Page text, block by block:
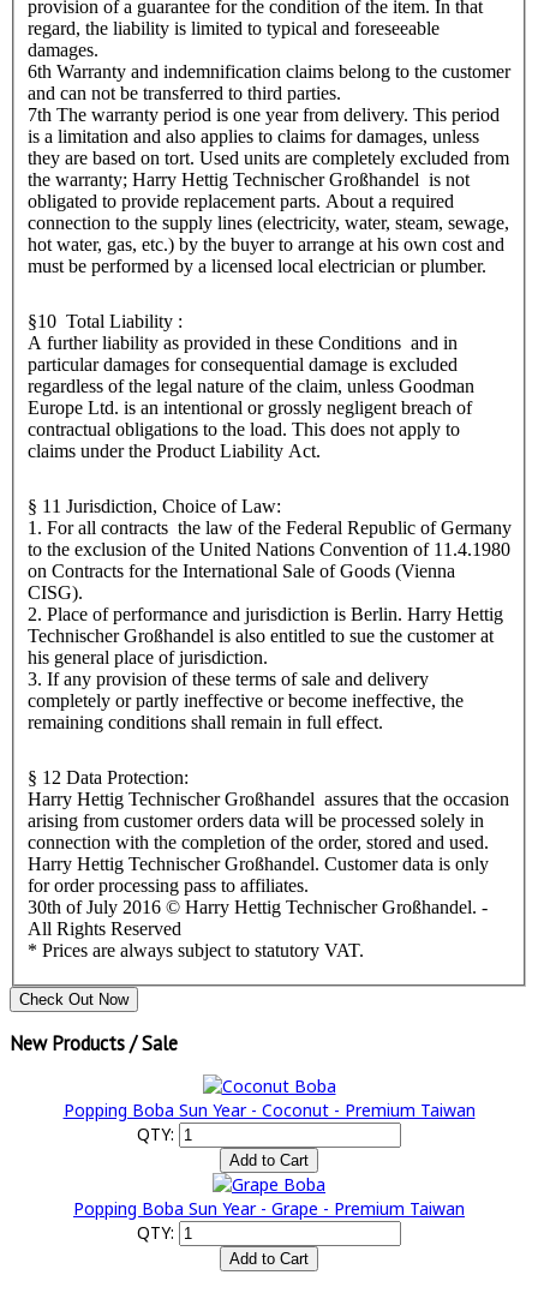
provision of a guarantee for the condition of the item. In that
regard, the liability is limited to typical and foreseeable
damages.
6th Warranty and indemnification claims belong to the customer
and can not be transferred to third parties.
7th The warranty period is one year from delivery. This period
is a limitation and also applies to claims for damages, unless
they are based on tort. Used units are completely excluded from
the warranty; Harry Hettig Technischer Großhandel is not
obligated to provide replacement parts. About a required
connection to the supply lines (electricity, water, steam, sewage,
hot water, gas, etc.) by the buyer to arrange at his own cost and
must be performed by a licensed local electrician or plumber.
§10 Total Liability :
A further liability as provided in these Conditions and in
particular damages for consequential damage is excluded
regardless of the legal nature of the claim, unless Goodman
Europe Ltd. is an intentional or grossly negligent breach of
contractual obligations to the load. This does not apply to
claims under the Product Liability Act.
§ 11 Jurisdiction, Choice of Law:
1. For all contracts the law of the Federal Republic of Germany
to the exclusion of the United Nations Convention of 11.4.1980
on Contracts for the International Sale of Goods (Vienna
CISG).
2. Place of performance and jurisdiction is Berlin. Harry Hettig
Technischer Großhandel is also entitled to sue the customer at
his general place of jurisdiction.
3. If any provision of these terms of sale and delivery
completely or partly ineffective or become ineffective, the
remaining conditions shall remain in full effect.
§ 12 Data Protection:
Harry Hettig Technischer Großhandel assures that the occasion
arising from customer orders data will be processed solely in
connection with the completion of the order, stored and used.
Harry Hettig Technischer Großhandel. Customer data is only
for order processing pass to affiliates.
30th of July 2016 © Harry Hettig Technischer Großhandel. -
All Rights Reserved
* Prices are always subject to statutory VAT.
Check Out Now
New Products / Sale
Popping Boba Sun Year - Coconut - Premium Taiwan
QTY:
Popping Boba Sun Year - Grape - Premium Taiwan
QTY: